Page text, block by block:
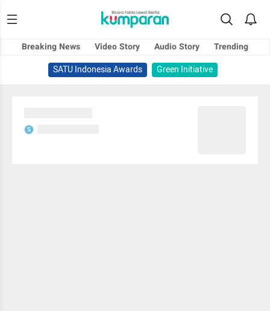
Breaking News Video Story Audio Story
Trending
SATU Indonesia Awards
Green Initiative
S